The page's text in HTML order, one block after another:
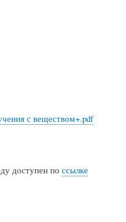
с веществом+.pdf
доступен по ссылке